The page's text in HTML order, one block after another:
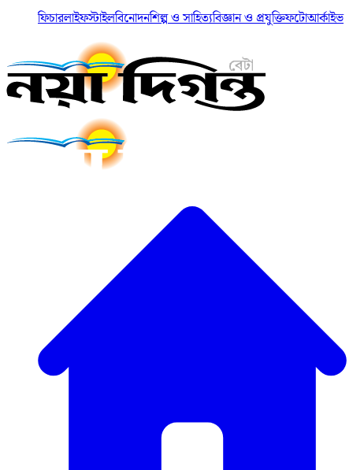
ফিচারলাইফস্টাইলবিনোদনশিল্প ও সাহিত্যবিজ্ঞান ও প্রযুক্তিফটোআর্কাইভ